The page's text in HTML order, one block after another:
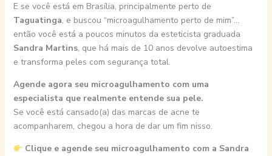
E se você está em Brasília, principalmente perto de
Taguatinga, e buscou “microagulhamento perto de mim”…
então você está a poucos minutos da esteticista graduada
Sandra Martins, que há mais de 10 anos devolve autoestima
e transforma peles com segurança total.
Agende agora seu microagulhamento com uma
especialista que realmente entende sua pele.
Se você está cansado(a) das marcas de acne te
acompanharem, chegou a hora de dar um fim nisso.
Clique e agende seu microagulhamento com a Sandra